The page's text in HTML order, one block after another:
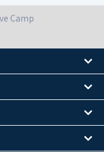
Camp